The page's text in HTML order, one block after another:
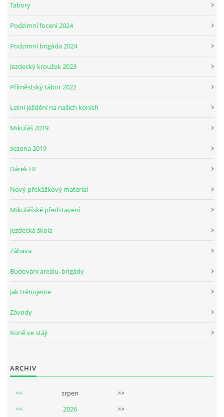
PÁTEČNÍ KROUŽEK " ŠKOLA JEZDECTVÍ " BUDE ZAHÁJEN
ČLENOVÉ JK CABALLERO Z RYCHVALDU
PODZIMNÍ BRIGÁDA 4.10.2025
Tabory
Podzimní focení 2024
Podzimní brigáda 2024
Jezdecký kroužek 2023
Příměstský tábor 2022
Letní ježdění na našich koních
Mikuláš 2019
sezona 2019
Dárek HF
Nový překážkový material
Mikulášské představení
Jezdecká škola
Zábava
Budování areálu, brigády
Jak trénujeme
Závody
Koně ve stáji
ARCHIV
<< srpen
>>
<<
2026 >>